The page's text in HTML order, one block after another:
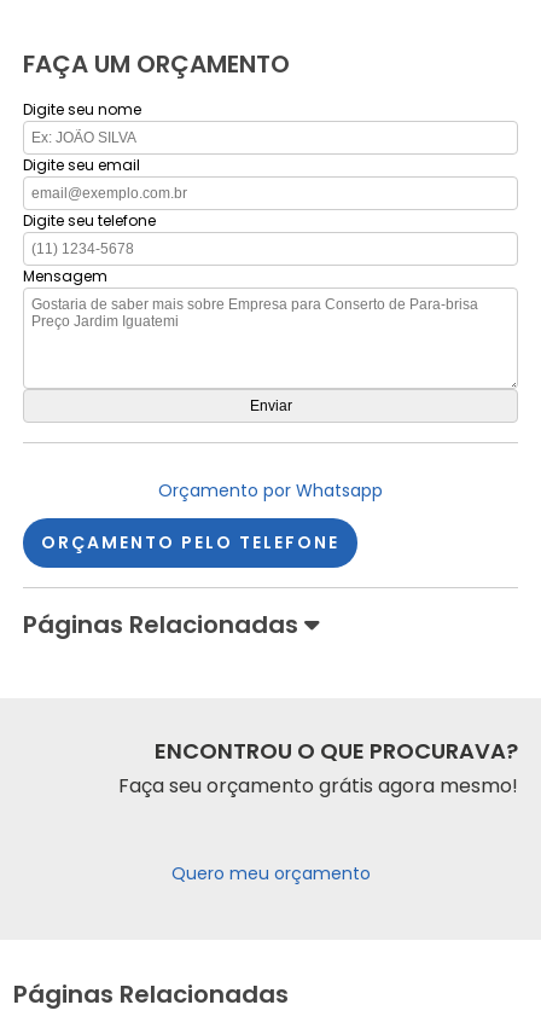
FAÇA UM ORÇAMENTO
Digite seu nome
Digite seu email
Digite seu telefone
Mensagem
Orçamento por Whatsapp
ORÇAMENTO PELO TELEFONE
Páginas Relacionadas
ENCONTROU O QUE PROCURAVA?
Faça seu orçamento grátis agora mesmo!
Quero meu orçamento
Páginas Relacionadas